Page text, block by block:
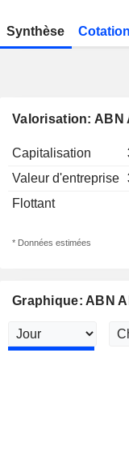
Synthèse
Valorisation: ABN
Capitalisation
Valeur d'entreprise
Flottant
* Données estimées
Graphique: ABN